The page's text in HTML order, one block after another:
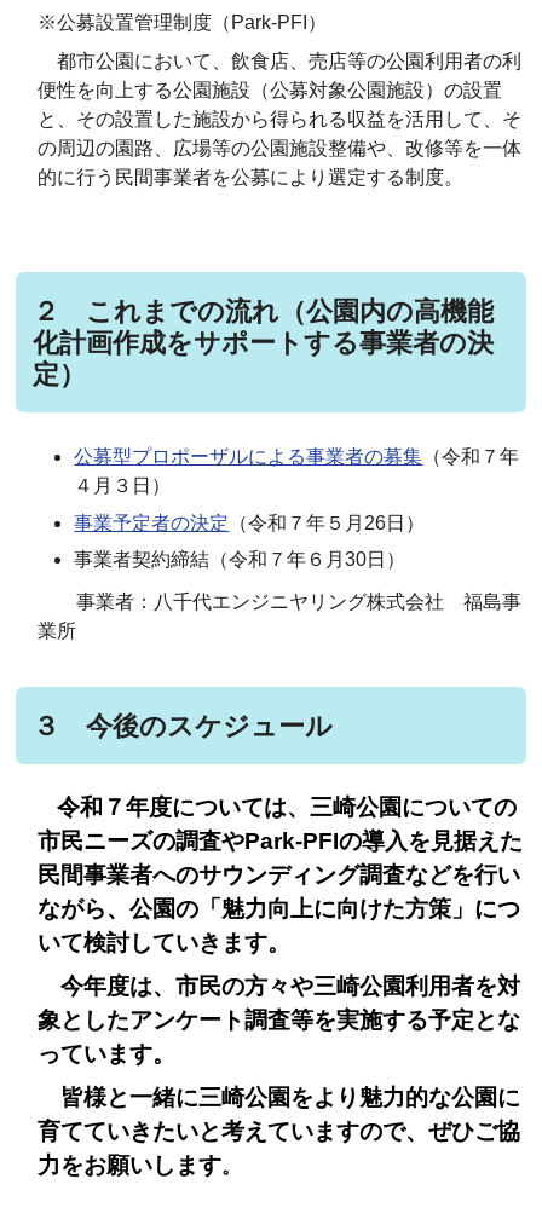
※公募設置管理制度（Park-PFI）
都市公園において、飲食店、売店等の公園利用者の利
便性を向上する公園施設（公募対象公園施設）の設置
と、その設置した施設から得られる収益を活用して、そ
の周辺の園路、広場等の公園施設整備や、改修等を一体
的に行う民間事業者を公募により選定する制度。
２ これまでの流れ（公園内の高機能
化計画作成をサポートする事業者の決
定）
公募型プロポーザルによる事業者の募集 （令和７年
４月３日）
事業予定者の決定 （令和７年５月26日）
事業者契約締結（令和７年６月30日）
事業者：八千代エンジニヤリング株式会社 福島事
業所
３ 今後のスケジュール
令和７年度については、三崎公園についての
市民ニーズの調査やPark-PFIの導入を見据えた
民間事業者へのサウンディング調査などを行い
ながら、公園の「魅力向上に向けた方策」につ
いて検討していきます。
今年度は、市民の方々や三崎公園利用者を対
象としたアンケート調査等を実施する予定とな
っています。
皆様と一緒に三崎公園をより魅力的な公園に
育てていきたいと考えていますので、ぜひご協
力をお願いします。